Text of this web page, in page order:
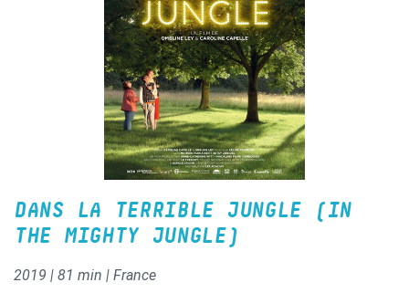
DANS LA TERRIBLE JUNGLE (IN
THE MIGHTY JUNGLE)
2019 | 81 min | France